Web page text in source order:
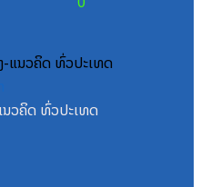
ນວຄິດ ທົ່ວປະເທດ